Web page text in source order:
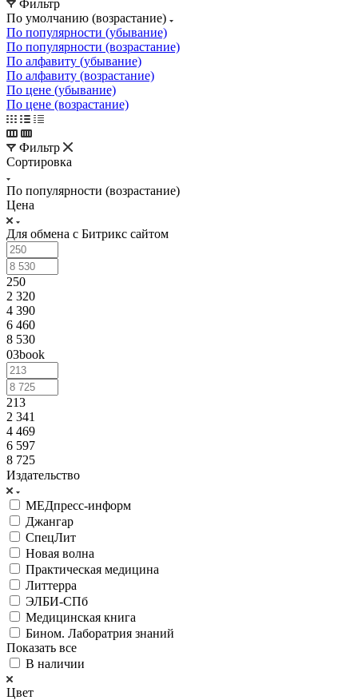
Фильтр
По умолчанию (возрастание)
По популярности (убывание)
По популярности (возрастание)
По алфавиту (убывание)
По алфавиту (возрастание)
По цене (убывание)
По цене (возрастание)
Фильтр
Сортировка
По популярности (возрастание)
Цена
Для обмена с Битрикс сайтом
250
2 320
4 390
6 460
8 530
03book
213
2 341
4 469
6 597
8 725
Издательство
МЕДпресс-информ
Джангар
СпецЛит
Новая волна
Практическая медицина
Литтерра
ЭЛБИ-СПб
Медицинская книга
Бином. Лаборатрия знаний
Показать все
В наличии
Цвет